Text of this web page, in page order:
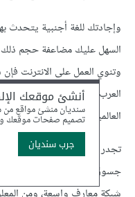
وإجادتك للغة أجنبية
السهل عليك مضاعفة حجم
وتنوي العمل على الانترنت
العرب، فإن كنت تجيد
العالمية، ببساطة لأنك تجيد
تجدر الإشارة هنا إلى أن
جسورًا للتواصل وبناء